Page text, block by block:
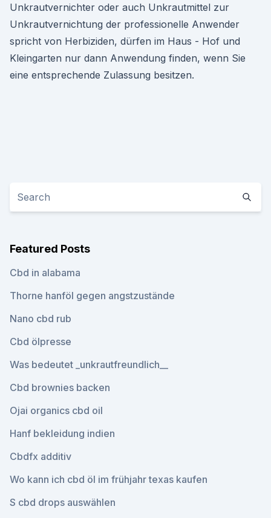
Unkrautvernichter oder auch Unkrautmittel zur
Unkrautvernichtung der professionelle Anwender
spricht von Herbiziden, dürfen im Haus - Hof und
Kleingarten nur dann Anwendung finden, wenn Sie
eine entsprechende Zulassung besitzen.
Featured Posts
Cbd in alabama
Thorne hanföl gegen angstzustände
Nano cbd rub
Cbd ölpresse
Was bedeutet _unkrautfreundlich__
Cbd brownies backen
Ojai organics cbd oil
Hanf bekleidung indien
Cbdfx additiv
Wo kann ich cbd öl im frühjahr texas kaufen
S cbd drops auswählen